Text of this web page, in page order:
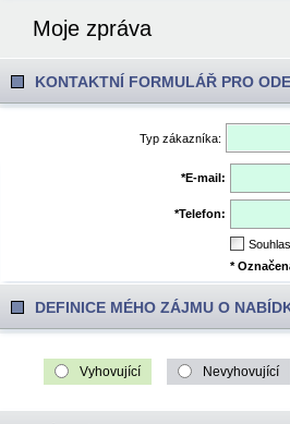
Moje zpráva
KONTAKTNÍ FORMULÁŘ PRO
Typ zákazníka:
*E-mail :
*Telefon:
*
DEFINICE MÉHO ZÁJMU O
Vyhovující Nevyhovující